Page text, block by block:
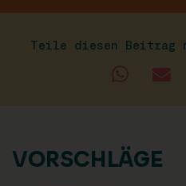
Teile diesen Beitrag
VORSCHLÄGE